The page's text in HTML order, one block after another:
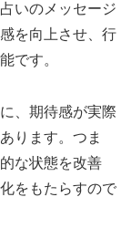
いのメッセージ
を向上させ、行
です。
、期待感が実際
ります。つま
な状態を改善
をもたらすので